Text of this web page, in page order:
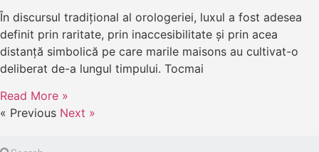
În discursul tradițional al orologeriei, luxul a fost adesea
definit prin raritate, prin inaccesibilitate și prin acea
distanță simbolică pe care marile maisons au cultivat-o
deliberat de-a lungul timpului. Tocmai
Read More »
« Previous Next »